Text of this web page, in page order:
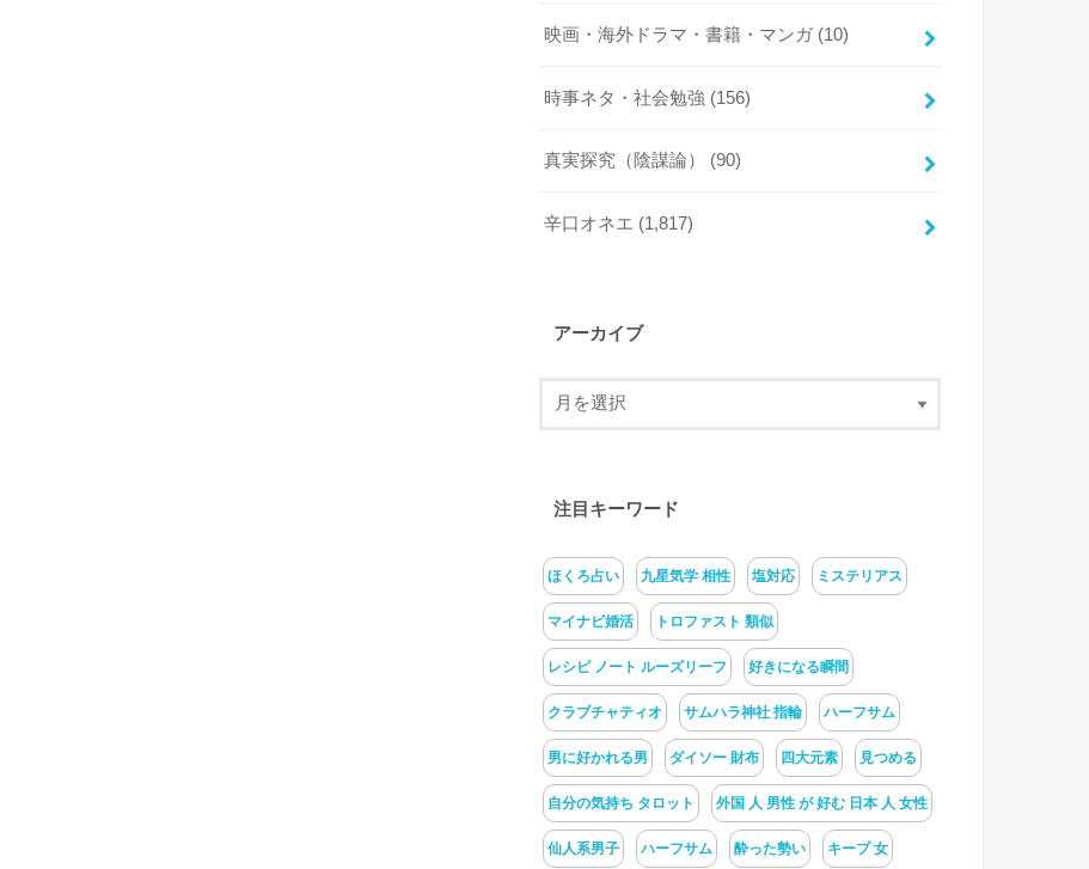
映画・海外ドラマ・書籍・マンガ (10)
時事ネタ・社会勉強 (156)
真実探究（陰謀論） (90)
辛口オネエ (1,817)
アーカイブ
注目キーワード
ほくろ占い 九星気学 相性 塩対応 ミステリアス
マイナビ婚活 トロファスト 類似
レシピ ノート ルーズリーフ 好きになる瞬間
クラブチャティオ サムハラ神社 指輪 ハーフサム
男に好かれる男 ダイソー 財布 四大元素 見つめる
自分の気持ち タロット 外国 人 男性 が 好む 日本 人 女性
仙人系男子 ハーフサム 酔った勢い キープ 女